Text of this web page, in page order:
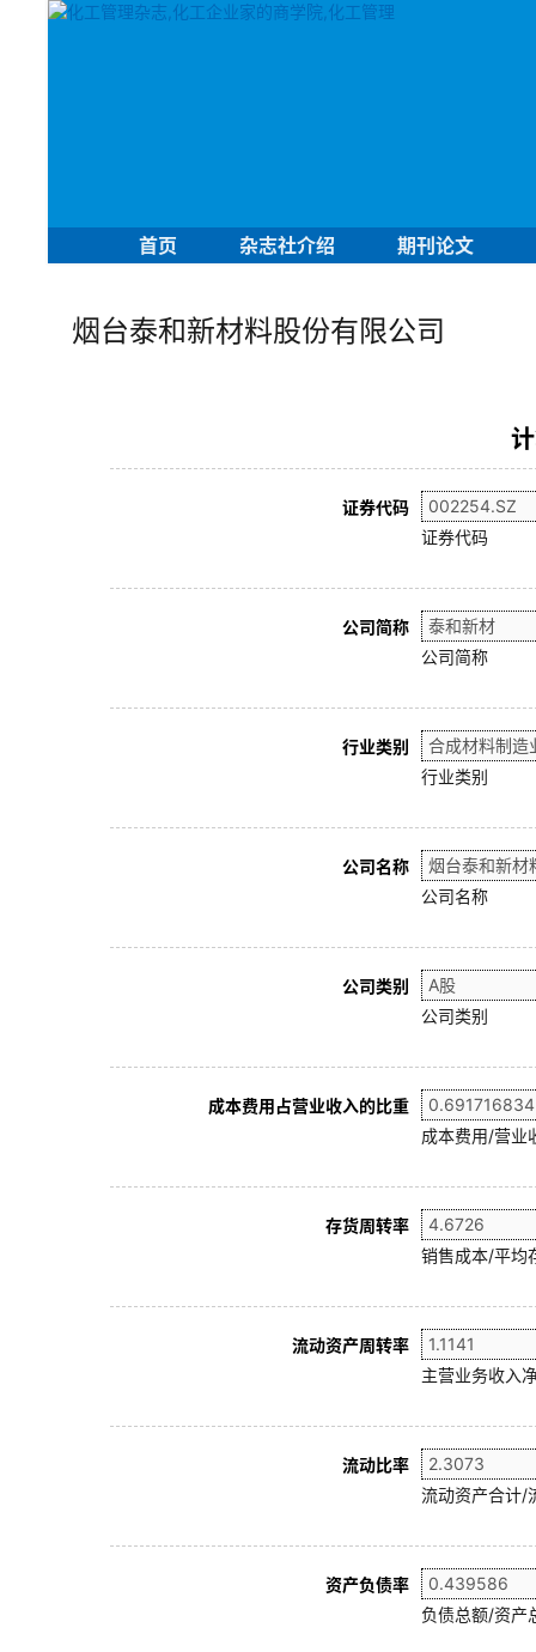
首页 杂志社介绍 期刊论文
烟台泰和新材料股份有限公司
证券代码
证券代码
公司简称
公司简称
行业类别
行业类别
公司名称
公司名称
公司类别
公司类别
成本费用占营业收入的比重
成本费用/营业
存货周转率
销售成本/平均
流动资产周转率
主营业务收入
流动比率
流动资产合计/
资产负债率
负债总额/资产